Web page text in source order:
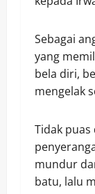
Sebagai
yang
bela diri,
mengelak
Tidak puas
mundur
batu, lalu